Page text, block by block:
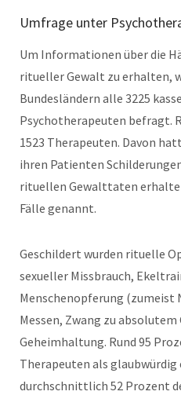
Umfrage unter
Um Informationen über die
ritueller Gewalt zu erhalten,
Bundesländern alle 3225
Psychotherapeuten befragt.
1523 Therapeuten. Davon
ihren Patienten
rituellen Gewalttaten
Fälle genannt.
Geschildert wurden rituelle
sexueller Missbrauch,
Menschenopferung (zumeist
Messen, Zwang zu
Geheimhaltung. Rund 95
Therapeuten als
durchschnittlich 52 Prozent